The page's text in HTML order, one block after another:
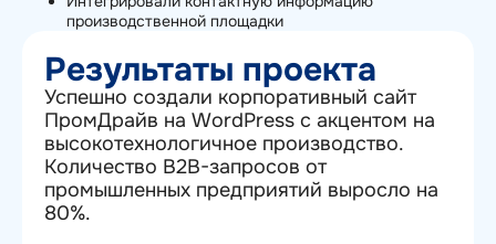
производственной площадки
Результаты проекта
Успешно создали корпоративный сайт
ПромДрайв на WordPress с акцентом на
высокотехнологичное производство.
Количество B2B-запросов от
промышленных предприятий выросло на
80%.